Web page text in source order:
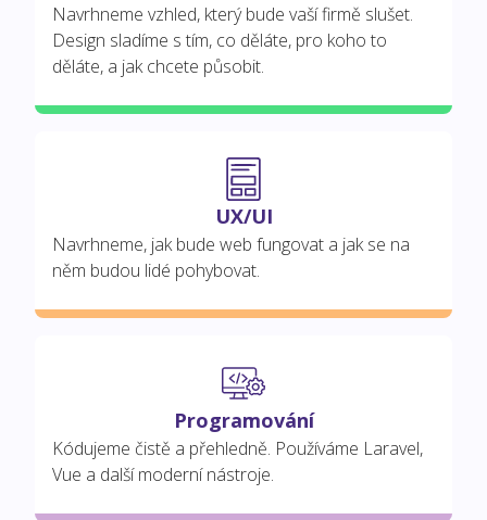
Navrhneme vzhled, který bude vaší firmě slušet.
Design sladíme s tím, co děláte, pro koho to
děláte, a jak chcete působit.
UX/UI
Navrhneme, jak bude web fungovat a jak se na
něm budou lidé pohybovat.
Programování
Kódujeme čistě a přehledně. Používáme Laravel,
Vue a další moderní nástroje.